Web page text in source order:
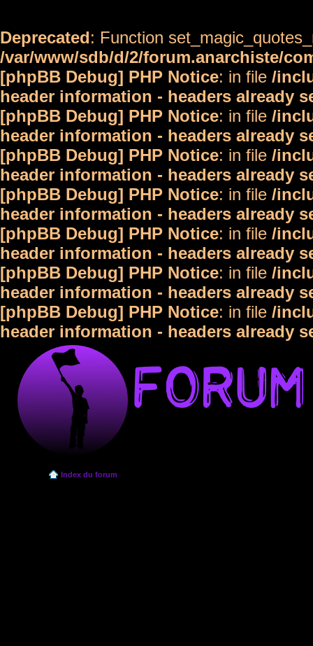
Deprecated: Function
/var/www/sdb/d/2/forum.anarchiste/
[phpBB Debug] PHP Notice: in file /
header information - headers already
[phpBB Debug] PHP Notice: in file /
header information - headers already
[phpBB Debug] PHP Notice: in file /
header information - headers already
[phpBB Debug] PHP Notice: in file /
header information - headers already
[phpBB Debug] PHP Notice: in file /
header information - headers already
[phpBB Debug] PHP Notice: in file /
header information - headers already
[phpBB Debug] PHP Notice: in file /
header information - headers already
Index du forum